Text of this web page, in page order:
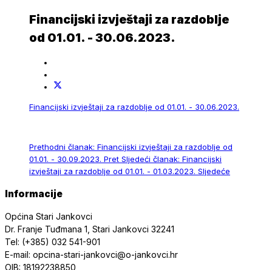
Financijski izvještaji za razdoblje
od 01.01. - 30.06.2023.
Financijski izvještaji za razdoblje od 01.01. - 30.06.2023.
Prethodni članak: Financijski izvještaji za razdoblje od
01.01. - 30.09.2023. Pret Sljedeći članak: Financijski
izvještaji za razdoblje od 01.01. - 01.03.2023. Sljedeće
Informacije
Općina Stari Jankovci
Dr. Franje Tuđmana 1, Stari Jankovci 32241
Tel: (+385) 032 541-901
E-mail: opcina-stari-jankovci@o-jankovci.hr
OIB: 18192238850